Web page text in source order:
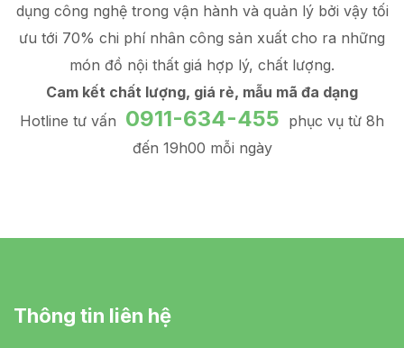
dụng công nghệ trong vận hành và quản lý bởi vậy tối
ưu tới 70% chi phí nhân công sản xuất cho ra những
món đồ nội thất giá hợp lý, chất lượng.
Cam kết chất lượng, giá rẻ, mẫu mã đa dạng
Hotline tư vấn 0911-634-455 phục vụ từ 8h
đến 19h00 mỗi ngày
Thông tin liên hệ